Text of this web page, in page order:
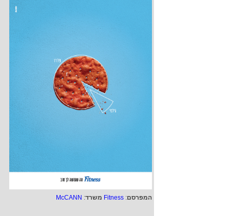
המפרסם:
Fitness משרד:
McCANN